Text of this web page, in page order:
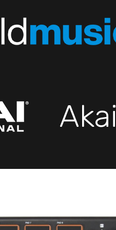
Akai